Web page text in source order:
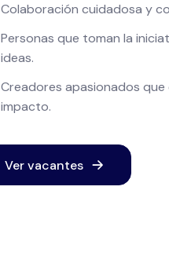
Colaboración cuidadosa y
Personas que toman la
ideas.
Creadores apasionados
impacto.
Ver vacantes